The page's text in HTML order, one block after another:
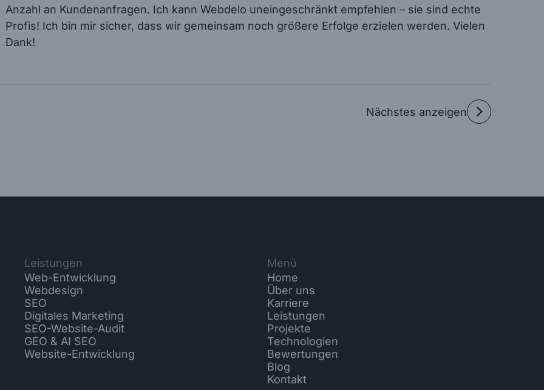
Anzahl an Kundenanfragen. Ich kann Webdelo uneingeschränkt empfehlen – sie sind echte
Profis! Ich bin mir sicher, dass wir gemeinsam noch größere Erfolge erzielen werden. Vielen
Dank!
Nächstes anzeigen
Leistungen
Web-Entwicklung
Webdesign
SEO
Digitales Marketing
SEO-Website-Audit
GEO & AI SEO
Website-Entwicklung
Menü
Home
Über uns
Karriere
Leistungen
Projekte
Technologien
Bewertungen
Blog
Kontakt